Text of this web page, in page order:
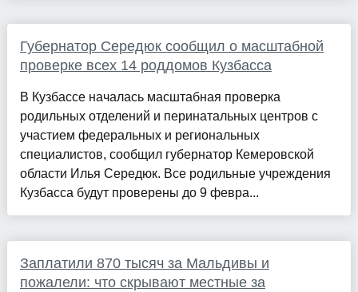
Губернатор Середюк сообщил о масштабной
проверке всех 14 роддомов Кузбасса
В Кузбассе началась масштабная проверка
родильных отделений и перинатальных центров с
участием федеральных и региональных
специалистов, сообщил губернатор Кемеровской
области Илья Середюк. Все родильные учреждения
Кузбасса будут проверены до 9 февра...
Заплатили 870 тысяч за Мальдивы и
пожалели: что скрывают местные за